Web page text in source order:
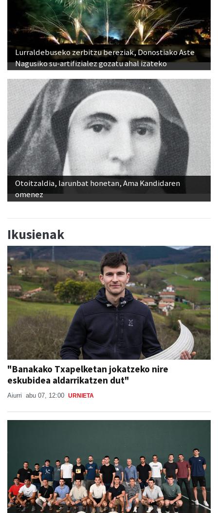
Lurraldebuseko zerbitzu bereziak, Donostiako Aste
Nagusiko su-artifizialez gozatu ahal izateko
Otoitzaldia, larunbat honetan, Ama Kandidaren
omenez
Ikusienak
"Banakako Txapelketan jokatzeko nire
eskubidea aldarrikatzen dut"
Aiurri abu 07, 12:00 URNIETA